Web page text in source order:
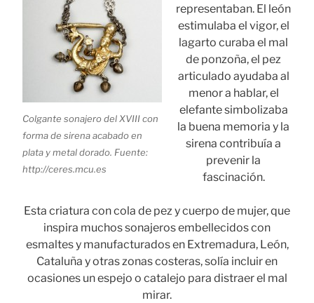
Colgante sonajero del XVIII con
forma de sirena acabado en
plata y metal dorado. Fuente:
http://ceres.mcu.es
representaban. El león
estimulaba el vigor, el
lagarto curaba el mal
de ponzoña, el pez
articulado ayudaba al
menor a hablar, el
elefante simbolizaba
la buena memoria y la
sirena contribuía a
prevenir la
fascinación.
Esta criatura con cola de pez y cuerpo de mujer, que
inspira muchos sonajeros embellecidos con
esmaltes y manufacturados en Extremadura, León,
Cataluña y otras zonas costeras, solía incluir en
ocasiones un espejo o catalejo para distraer el mal
mirar.